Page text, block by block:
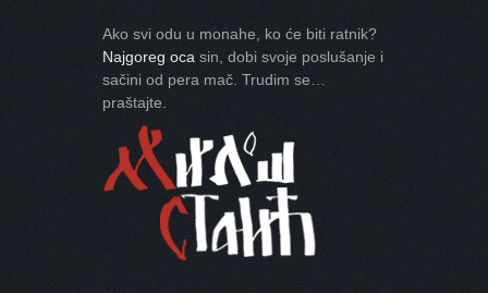
Ako svi odu u monahe, ko će biti ratnik?
Najgoreg oca sin, dobi svoje poslušanje i
sačini od pera mač. Trudim se…
praštajte.